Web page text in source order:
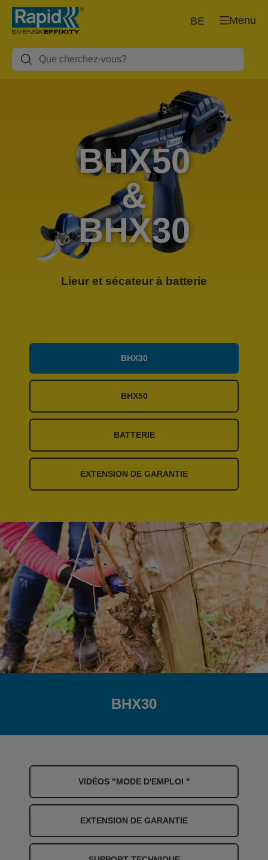
Menu
BE
BHX50
&
BHX30
Lieur et sécateur à batterie
BHX30
BHX50
BATTERIE
EXTENSION DE GARANTIE
BHX30
VIDÉOS "MODE D'EMPLOI "
EXTENSION DE GARANTIE